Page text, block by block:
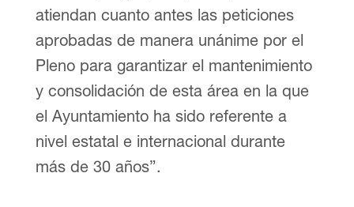
atiendan cuanto antes las peticiones
aprobadas de manera unánime por el
Pleno para garantizar el mantenimiento
y consolidación de esta área en la que
el Ayuntamiento ha sido referente a
nivel estatal e internacional durante
más de 30 años”.